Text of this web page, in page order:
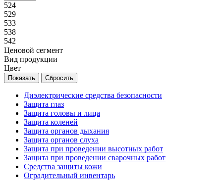
524
529
533
538
542
Ценовой сегмент
Вид продукции
Цвет
Сбросить
Диэлектрические средства безопасности
Защита глаз
Защита головы и лица
Защита коленей
Защита органов дыхания
Защита органов слуха
Защита при проведении высотных работ
Защита при проведении сварочных работ
Средства защиты кожи
Оградительный инвентарь